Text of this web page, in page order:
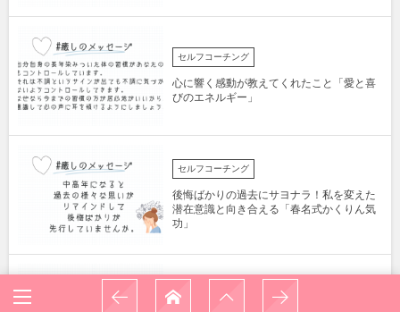
セルフコーチング
心に響く感動が教えてくれたこと「愛と喜
びのエネルギー」
セルフコーチング
後悔ばかりの過去にサヨナラ！私を変えた
潜在意識と向き合える「春名式かくりん気
功」
セルフコーチング